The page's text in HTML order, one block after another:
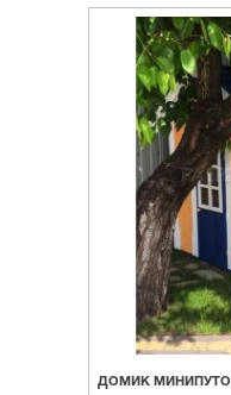
ДОМИК